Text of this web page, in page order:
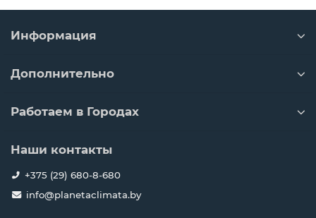
Информация
Дополнительно
Работаем в Городах
Наши контакты
+375 (29) 680-8-680
info@planetaclimata.by